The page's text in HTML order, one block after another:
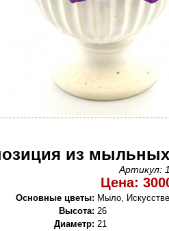
из
Артикул:
Цена:
Основные цветы: Мыло,
Высота: 26
Диаметр: 21